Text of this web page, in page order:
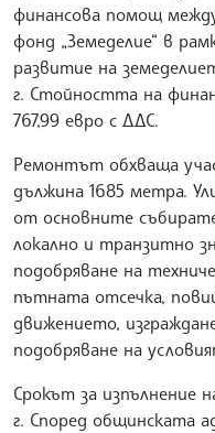
финансова помощ
фонд „Земеделие“ в
развитие на
г. Стойността на
767,99 евро с ДДС.
Ремонтът обхваща
дължина 1685 метра.
от основните
локално и транзитно
подобряване на
пътната отсечка,
движението,
подобряване на
Срокът за изпълнение
г. Според общинската